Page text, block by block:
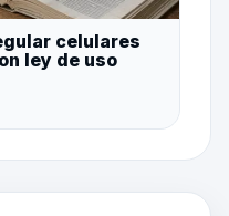
celulares
ley de uso